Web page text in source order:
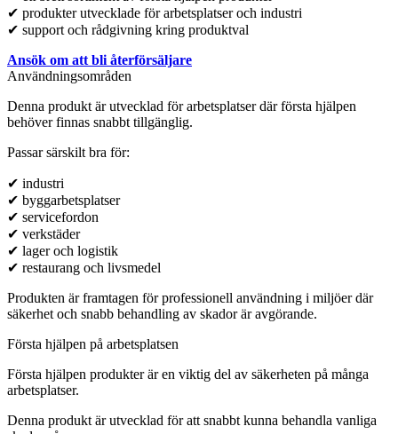
✔ produkter utvecklade för arbetsplatser och industri
✔ support och rådgivning kring produktval
Ansök om att bli återförsäljare
Användningsområden
Denna produkt är utvecklad för arbetsplatser där första hjälpen
behöver finnas snabbt tillgänglig.
Passar särskilt bra för:
✔ industri
✔ byggarbetsplatser
✔ servicefordon
✔ verkstäder
✔ lager och logistik
✔ restaurang och livsmedel
Produkten är framtagen för professionell användning i miljöer där
säkerhet och snabb behandling av skador är avgörande.
Första hjälpen på arbetsplatsen
Första hjälpen produkter är en viktig del av säkerheten på många
arbetsplatser.
Denna produkt är utvecklad för att snabbt kunna behandla vanliga